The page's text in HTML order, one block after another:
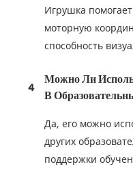
Игрушка
моторную
способность
4
Можно Ли
В
Да, его можно
других
поддержки